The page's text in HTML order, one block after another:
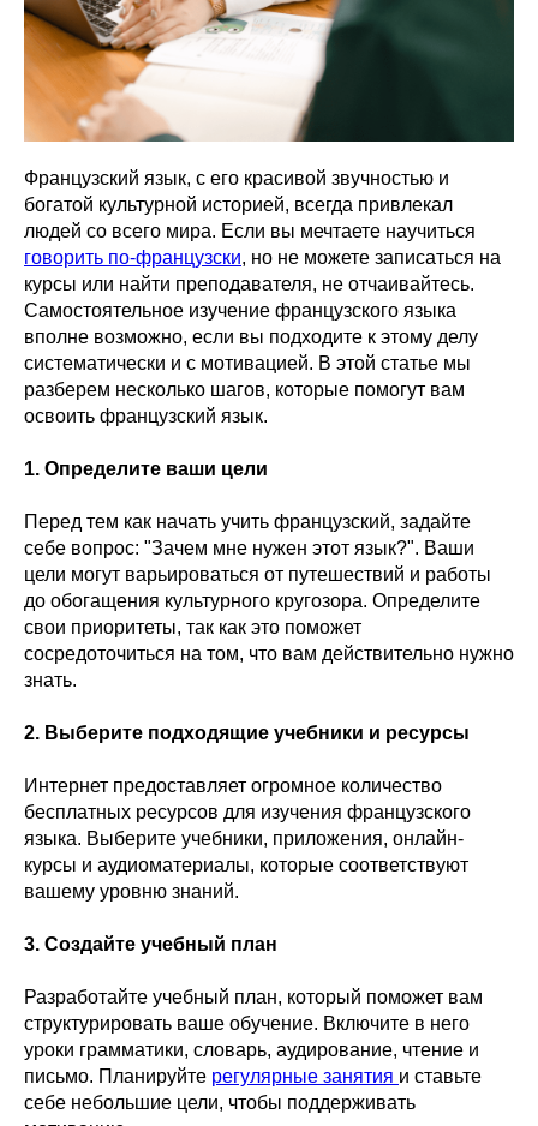
Французский язык, с его красивой звучностью и
богатой культурной историей, всегда привлекал
людей со всего мира. Если вы мечтаете научиться
говорить по-французски, но не можете записаться на
курсы или найти преподавателя, не отчаивайтесь.
Самостоятельное изучение французского языка
вполне возможно, если вы подходите к этому делу
систематически и с мотивацией. В этой статье мы
разберем несколько шагов, которые помогут вам
освоить французский язык.
1. Определите ваши цели
Перед тем как начать учить французский, задайте
себе вопрос: "Зачем мне нужен этот язык?". Ваши
цели могут варьироваться от путешествий и работы
до обогащения культурного кругозора. Определите
свои приоритеты, так как это поможет
сосредоточиться на том, что вам действительно нужно
знать.
2. Выберите подходящие учебники и ресурсы
Интернет предоставляет огромное количество
бесплатных ресурсов для изучения французского
языка. Выберите учебники, приложения, онлайн-
курсы и аудиоматериалы, которые соответствуют
вашему уровню знаний.
3. Создайте учебный план
Разработайте учебный план, который поможет вам
структурировать ваше обучение. Включите в него
уроки грамматики, словарь, аудирование, чтение и
письмо. Планируйте регулярные занятия и ставьте
себе небольшие цели, чтобы поддерживать